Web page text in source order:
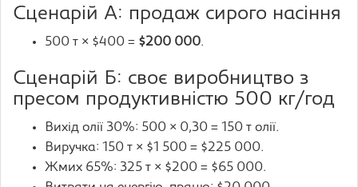
Сценарій А: продаж сирого насіння
500 т × $400 = $200 000.
Сценарій Б: своє виробництво з
пресом продуктивністю 500 кг/год
Вихід олії 30%: 500 × 0,30 = 150 т олії.
Виручка: 150 т × $1 500 = $225 000.
Жмих 65%: 325 т × $200 = $65 000.